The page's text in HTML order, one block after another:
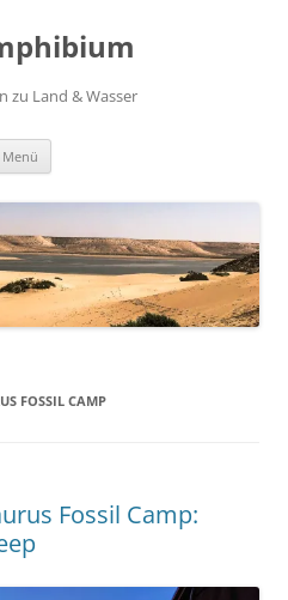
zu Land & Wasser
Menü
FOSSIL CAMP
Fossil Camp: